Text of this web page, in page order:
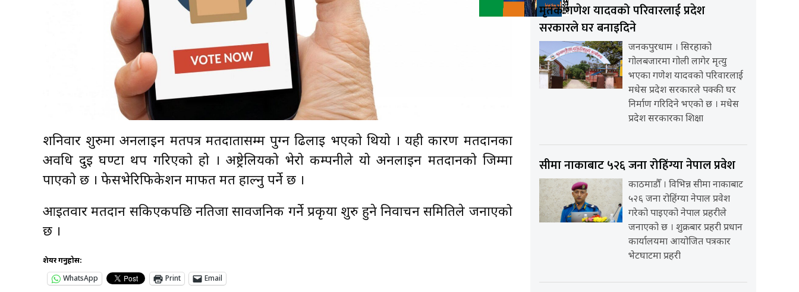
शनिवार शुरुमा अनलाइन मतपत्र मतदातासम्म पुग्न ढिलाई भएको थियो । यही कारण मतदानका
अवधि दुई घण्टा थप गरिएको हो । अष्ट्रेलियको भेरो कम्पनीले यो अनलाइन मतदानको जिम्मा
पाएको छ । फेसभेरिफिकेशन मार्फत मत हाल्नु पर्ने छ ।
आइतवार मतदान सकिएकपछि नतिजा सार्वजनिक गर्ने प्रकृया शुरु हुने निर्वाचन समितिले जनाएको
छ ।
शेयर गर्नुहोस:
WhatsApp
Print Email
मृतक गणेश यादवको परिवारलाई प्रदेश
सरकारले घर बनाइदिने
जनकपुरधाम । सिरहाको
गोलबजारमा गोली लागेर मृत्यु
भएका गणेश यादवको परिवारलाई
मधेस प्रदेश सरकारले पक्की घर
निर्माण गरिदिने भएको छ । मधेस
प्रदेश सरकारका शिक्षा
सीमा नाकाबाट ५२६ जना रोहिंग्या नेपाल प्रवेश
काठमाडौँ । विभिन्न सीमा नाकाबाट
५२६ जना रोहिंग्या नेपाल प्रवेश
गरेको पाइएको नेपाल प्रहरीले
जनाएको छ । शुक्रबार प्रहरी प्रधान
कार्यालयमा आयोजित पत्रकार
भेटघाटमा प्रहरी